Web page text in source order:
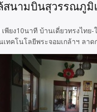
สนามบินสุวรรณภูมิ
ง10นาที บ้านเดี่ยวทรงไทย-
ทคโนโลยีพระจอมเกล้าฯ ลาด